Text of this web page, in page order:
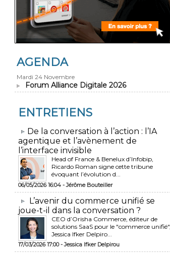
AGENDA
Mardi 24 Novembre
Forum Alliance Digitale 2026
ENTRETIENS
​De la conversation à l’action : l’IA
agentique et l’avènement de
l’interface invisible
Head of France & Benelux d’Infobip,
Ricardo Roman signe cette tribune
évoquant l’évolution d...
06/05/2026 16:04 -Jérôme Bouteiller
L’avenir du commerce unifié se
joue-t-il dans la conversation ?
CEO d’Orisha Commerce, éditeur de
solutions SaaS pour le "commerce unifié",
Jessica Ifker Delpiro...
17/03/2026 17:00 -Jessica Ifker Delpirou